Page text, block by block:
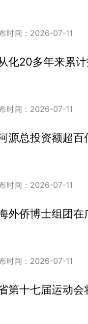
时间：2026-07-11
化20多年来累
时间：2026-07-11
源总投资额超
时间：2026-07-11
外侨博士组团
时间：2026-07-11
第十七届运动